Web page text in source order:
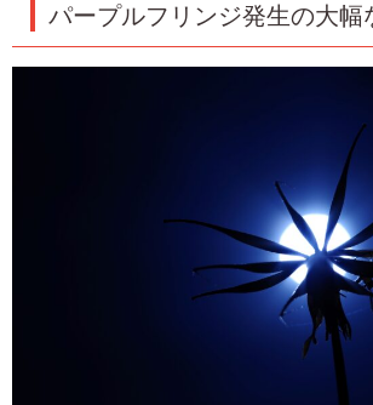
パープルフリンジ発生の大幅